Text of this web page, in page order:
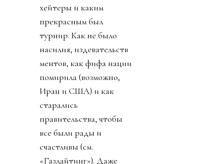
хейтеры и каким
прекрасным был
турнир. Как не было
насилия, издевательств
ментов, как фифа нации
помирила (возможно,
Иран и США) и как
старались
правительства, чтобы
все были рады и
счастливы (см.
«Газлайтинг»). Даже